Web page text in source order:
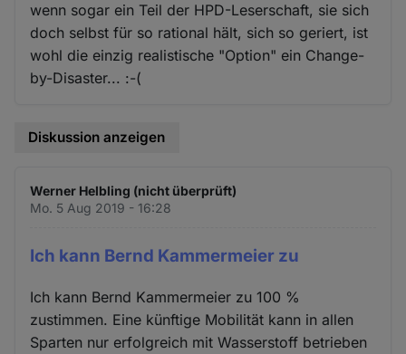
wenn sogar ein Teil der HPD-Leserschaft, sie sich
doch selbst für so rational hält, sich so geriert, ist
wohl die einzig realistische "Option" ein Change-
by-Disaster... :-(
Diskussion anzeigen
Werner Helbling (nicht überprüft)
Mo. 5 Aug 2019 - 16:28
Ich kann Bernd Kammermeier zu
Ich kann Bernd Kammermeier zu 100 %
zustimmen. Eine künftige Mobilität kann in allen
Sparten nur erfolgreich mit Wasserstoff betrieben